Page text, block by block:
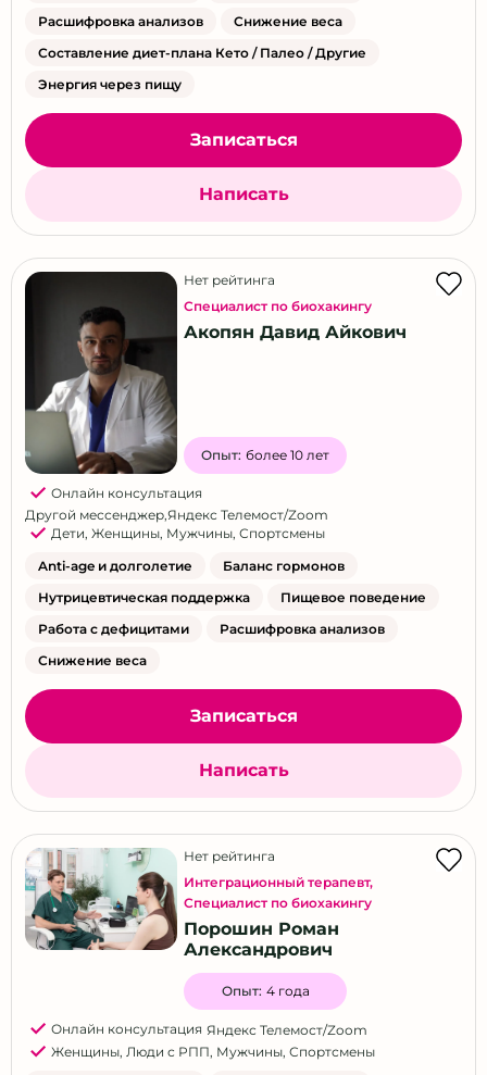
Расшифровка анализов
Снижение веса
Составление диет-плана Кето / Палео / Другие
Энергия через пищу
Записаться
Написать
Нет рейтинга
Специалист по биохакингу
Акопян Давид Айкович
Опыт: более 10 лет
Онлайн консультация
Другой мессенджер,Яндекс Телемост/Zoom
Дети, Женщины, Мужчины, Спортсмены
Anti-age и долголетие
Баланс гормонов
Нутрицевтическая поддержка
Пищевое поведение
Работа с дефицитами
Расшифровка анализов
Снижение веса
Записаться
Написать
Нет рейтинга
Интеграционный терапевт,
Специалист по биохакингу
Порошин Роман
Александрович
Опыт: 4 года
Онлайн консультация Яндекс Телемост/Zoom
Женщины, Люди с РПП, Мужчины, Спортсмены